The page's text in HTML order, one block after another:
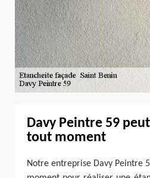
Davy Peintre 59
tout moment
Notre entreprise Davy Peintre